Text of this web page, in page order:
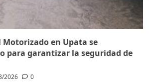
Motorizado en Upata se
para garantizar la seguridad de
2026 0